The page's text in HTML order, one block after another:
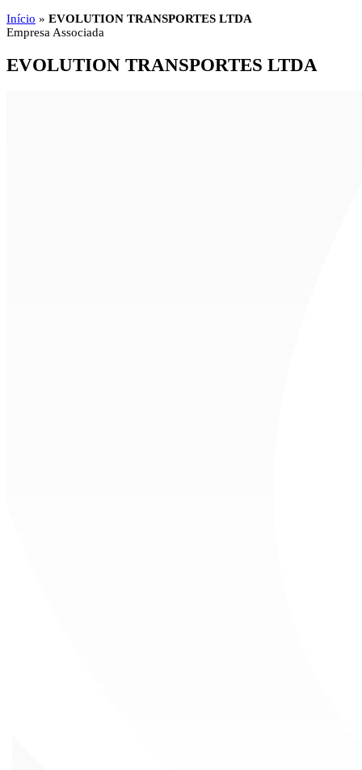
Início » EVOLUTION TRANSPORTES LTDA
Empresa Associada
EVOLUTION TRANSPORTES LTDA